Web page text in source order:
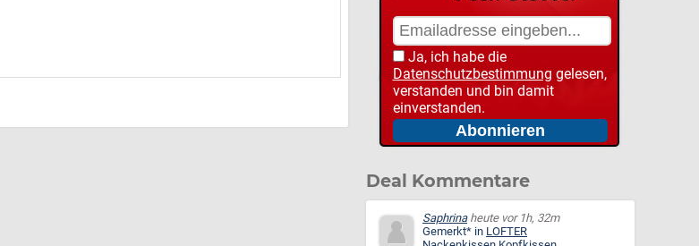
Ja, ich habe die
Datenschutzbestimmung gelesen,
verstanden und bin damit
einverstanden.
Deal Kommentare
Saphrinaheute vor 1h, 32m
Gemerkt* in LOFTER